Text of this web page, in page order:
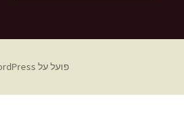
פועל על WordPress